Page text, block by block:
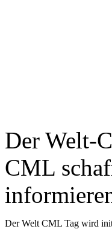
Der Welt-
CML
Der Welt CML Tag wird